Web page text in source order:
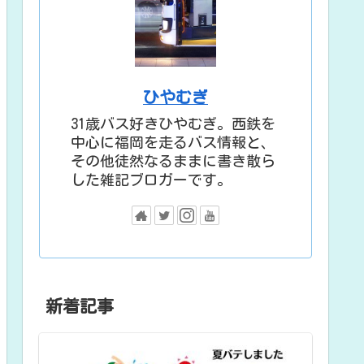
ひやむぎ
31歳バス好きひやむぎ。西鉄を
中心に福岡を走るバス情報と、
その他徒然なるままに書き散ら
した雑記ブロガーです。
新着記事